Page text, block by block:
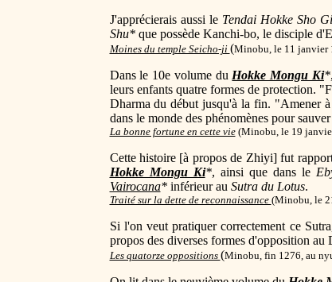
J'apprécierais aussi le Tendai Hokke Sho
Shu*que possède Kanchi-bo, le disciple
Moines du temple Seicho-ji (Minobu, le 11 janvier
Dans le 10e volume du Hokke Mongu Ki*
leurs enfants quatre formes de protection.
Dharma du début jusqu'à la fin. "Amener
dans le monde des phénomènes pour
La bonne fortune en cette vie(Minobu, le 19
Cette histoire [à propos de Zhiyi] fut
Hokke Mongu Ki*, ainsi que dans le
Vairocana*inférieur au Sutra du Lotus.
Traité sur la dette de reconnaissance (Minobu, le
Si l'on veut pratiquer correctement ce
propos des diverses formes d'opposition au
Les quatorze oppositions (Minobu, fin 1276, au